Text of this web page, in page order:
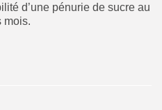
d’une pénurie de sucre au
mois.